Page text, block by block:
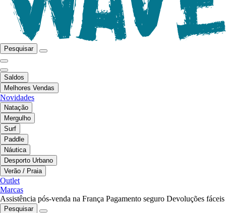
Pesquisar
Saldos
Melhores Vendas
Novidades
Natação
Mergulho
Surf
Paddle
Náutica
Desporto Urbano
Verão / Praia
Outlet
Marcas
Assistência pós-venda na França Pagamento seguro Devoluções fáceis
Pesquisar